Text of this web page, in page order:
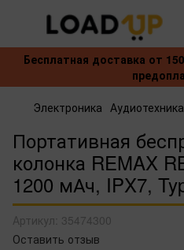
Бесплатная доставка от
Электроника Аудиотехника
Портативная
колонка REMAX
1200 мАч, IPX7,
Артикул: 35474300
Оставить отзыв